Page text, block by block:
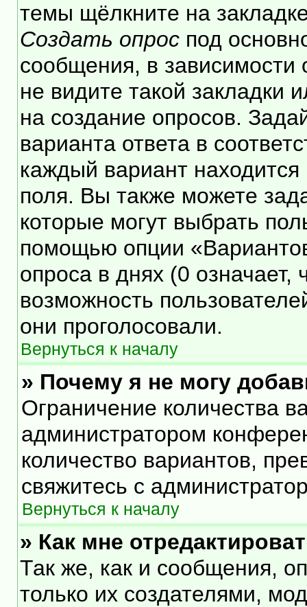
темы щёлкните на
Создать опрос под
сообщения, в зависимости
не видите такой
на создание опросов.
варианта ответа в
каждый вариант находится
поля. Вы также можете
которые могут выбрать
помощью опции
опроса в днях (0 означает,
возможность
они проголосовали.
Вернуться к началу
» Почему я не могу
Ограничение количества
администратором
количество вариантов,
свяжитесь с
Вернуться к началу
» Как мне
Так же, как и сообщения,
только их создателями,